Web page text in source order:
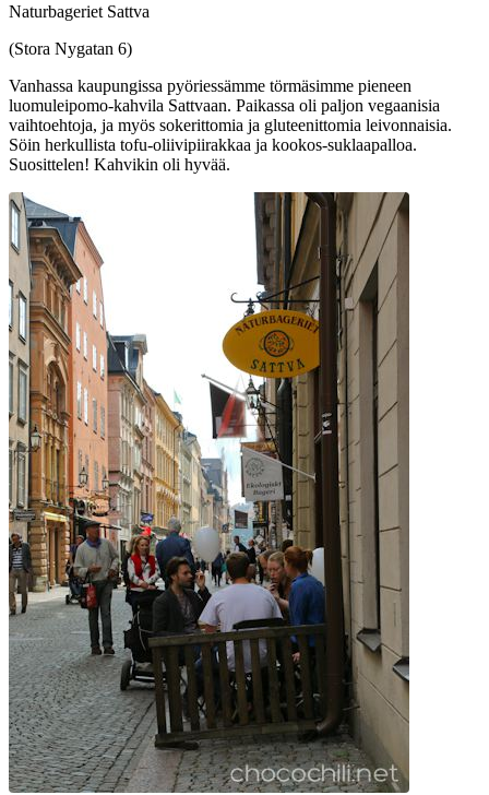
Naturbageriet Sattva
(Stora Nygatan 6)
Vanhassa kaupungissa pyöriessämme törmäsimme pieneen
luomuleipomo-kahvila Sattvaan. Paikassa oli paljon vegaanisia
vaihtoehtoja, ja myös sokerittomia ja gluteenittomia leivonnaisia.
Söin herkullista tofu-oliivipiirakkaa ja kookos-suklaapalloa.
Suosittelen! Kahvikin oli hyvää.